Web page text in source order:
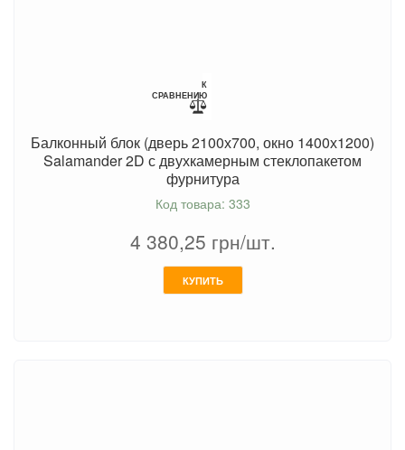
К
СРАВНЕНИЮ
Балконный блок (дверь 2100х700, окно 1400х1200)
Salamander 2D с двухкамерным стеклопакетом
фурнитура
Код товара: 333
4 380,25 грн/шт.
КУПИТЬ